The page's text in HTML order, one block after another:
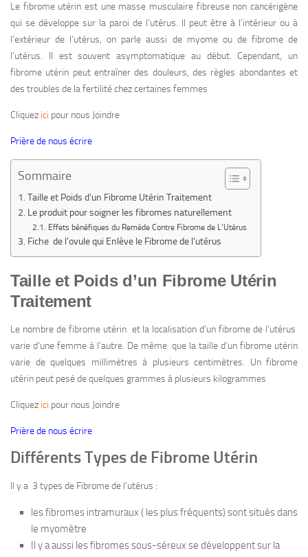
Le fibrome utérin est une masse musculaire fibreuse non cancérigène
qui se développe sur la paroi de l’utérus. Il peut être à l’intérieur ou à
l’extérieur de l’utérus, on parle aussi de myome ou de fibrome de
l’utérus. Il est souvent asymptomatique au début. Cependant, un
fibrome utérin peut entraîner des douleurs, des règles abondantes et
des troubles de la fertilité chez certaines femmes
Cliquez ici pour nous Joindre
Prière de nous écrire
Sommaire
Taille et Poids d’un Fibrome Utérin Traitement
Le produit pour soigner les fibromes naturellement
Effets bénéfiques du Remède Contre Fibrome de L’Utérus
Fiche de l’ovule qui Enlève le Fibrome de l’utérus
Taille et Poids d’un Fibrome Utérin
Traitement
Le nombre de fibrome utérin et la localisation d’un fibrome de l’utérus
varie d’une femme à l’autre. De même que la taille d’un fibrome utérin
varie de quelques millimètres à plusieurs centimètres. Un fibrome
utérin peut pesé de quelques grammes à plusieurs kilogrammes
Cliquez ici pour nous Joindre
Prière de nous écrire
Différents Types de Fibrome Utérin
Il y a 3 types de Fibrome de l’utérus :
les fibromes intramuraux ( les plus fréquents) sont situés dans
le myomètre
Il y a aussi les fibromes sous-séreux se développent sur la